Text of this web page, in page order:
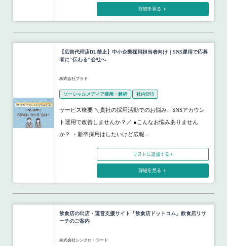
詳細を見る
【広告代理店DL禁止】中小企業採用担当者向け｜SNS運用で応募
者に"伝わる"会社へ
株式会社プラド
ソーシャルメディア運用・解析 社内SNS
サービス概要 ＼貴社の採用活動でのお悩み、SNSアカウン
ト運用で改善しませんか？／ ●こんなお悩みありません
か？ ・新卒採用はしたいけど広報...
リストに追加する +
詳細を見る
飲食店の出店・運営支援サイト「飲食店ドットコム」飲食店リサ
ーチのご案内
株式会社シンクロ・フード